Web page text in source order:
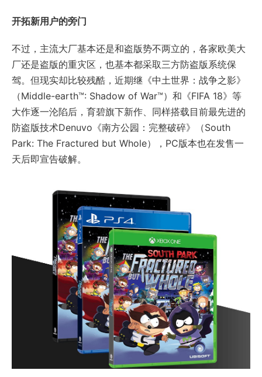
开拓新用户的旁门
不过，主流大厂基本还是和盗版势不两立的，各家欧美大
厂还是盗版的重灾区，也基本都采取三方防盗版系统保
驾。但现实却比较残酷，近期继《中土世界：战争之影》
（Middle-earth™: Shadow of War™）和《FIFA 18》等
大作逐一沦陷后，育碧旗下新作、同样搭载目前最先进的
防盗版技术Denuvo《南方公园：完整破碎》（South
Park: The Fractured but Whole），PC版本也在发售一
天后即宣告破解。